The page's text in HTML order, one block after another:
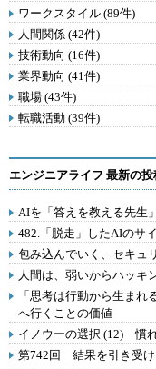
ワークスタイル (89件)
人間関係 (42件)
技術動向 (16件)
業界動向 (41件)
職場 (43件)
転職活動 (39件)
エンジニアライフ 最新の投
AIを「答えを教える先生
482.「脱走」したAIのサ
包み込んでいく、セキュ
人間は、弱いからハッキ
「思考は行動から生ま
へ行くことの価値
イノウーの選択 (12) 慣
第742回 結果を引き受け